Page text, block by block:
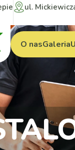
ul.
O nasGaleria